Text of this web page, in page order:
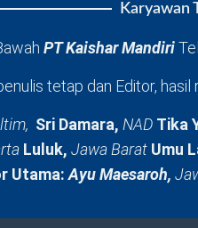
Karyawan
PT Kaishar Mandiri
tetap dan Editor, hasil
Sri Damara, NAD Tika
Luluk, Jawa Barat Umu
Utama:Ayu Maesaroh,